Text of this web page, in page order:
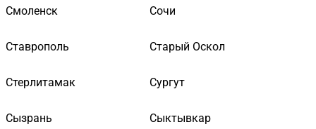
Смоленск Сочи
Ставрополь Старый Оскол
Стерлитамак Сургут
Сызрань Сыктывкар